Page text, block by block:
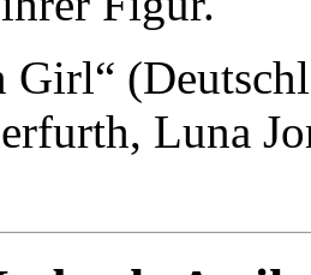
Girl“
Luna